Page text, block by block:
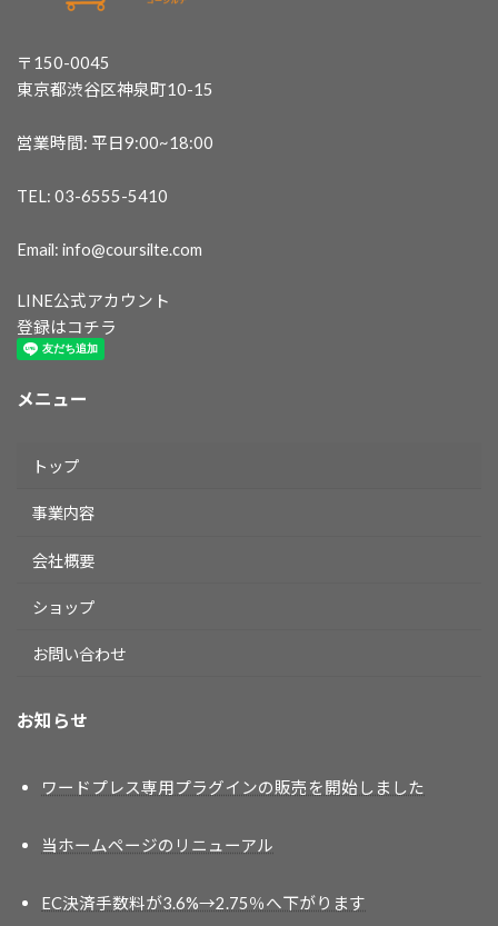
〒150-0045
東京都渋谷区神泉町10-15
営業時間: 平日9:00~18:00
TEL: 03-6555-5410
Email: info@coursilte.com
LINE公式アカウント
登録はコチラ
メニュー
トップ
事業内容
会社概要
ショップ
お問い合わせ
お知らせ
ワードプレス専用プラグインの販売を開始しました
当ホームページのリニューアル
EC決済手数料が3.6%→2.75％へ下がります